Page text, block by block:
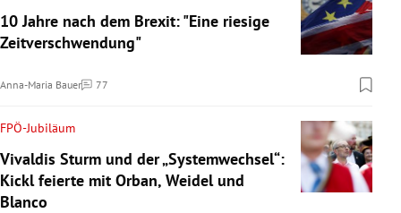
10 Jahre nach dem Brexit: "Eine riesige
Zeitverschwendung"
Anna-Maria Bauer 77
Kommentare
FPÖ-Jubiläum
Vivaldis Sturm und der „Systemwechsel“:
Kickl feierte mit Orban, Weidel und
Blanco